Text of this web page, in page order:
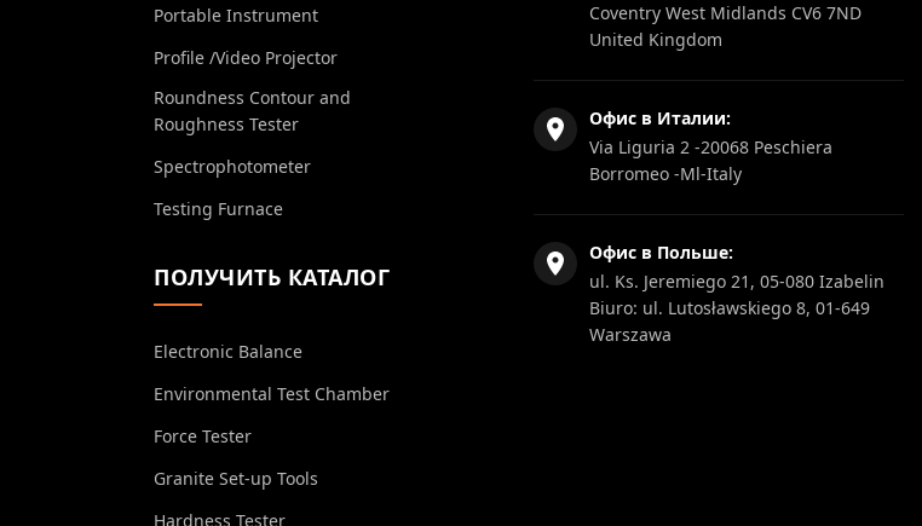
Portable Instrument
Profile /Video Projector
Roundness Contour and
Roughness Tester
Spectrophotometer
Testing Furnace
ПОЛУЧИТЬ КАТАЛОГ
Electronic Balance
Environmental Test Chamber
Force Tester
Granite Set-up Tools
Hardness Tester
Coventry West Midlands CV6 7ND
United Kingdom
Офис в Италии:
Via Liguria 2 -20068 Peschiera
Borromeo -Ml-Italy
Офис в Польше:
ul. Ks. Jeremiego 21, 05-080 Izabelin
Biuro: ul. Lutosławskiego 8, 01-649
Warszawa